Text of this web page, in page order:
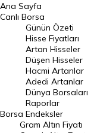
BIST 100 Hisseleri
En Çok Artan Hisseler
En Çok Düşen Hisseler
Hacmi Artanlar
Geçmiş Kapanışlar
Dünya Borsaları
Raporlar
Ana Sayfa
Canlı Borsa
Borsa
Günün Özeti
Hisse Fiyatları
Artan Hisseler
Düşen Hisseler
Hacmi Artanlar
Adedi Artanlar
Dünya Borsaları
Raporlar
Endeksler
Gram Altın Fiyatı